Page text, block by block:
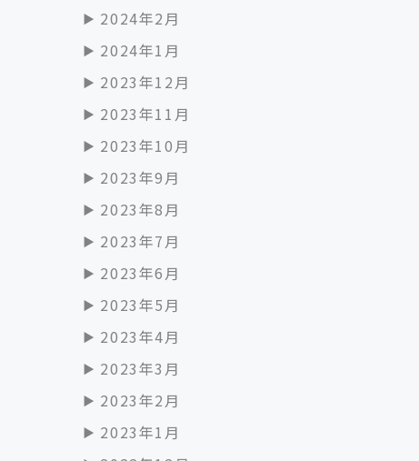
2024年2月
2024年1月
2023年12月
2023年11月
2023年10月
2023年9月
2023年8月
2023年7月
2023年6月
2023年5月
2023年4月
2023年3月
2023年2月
2023年1月